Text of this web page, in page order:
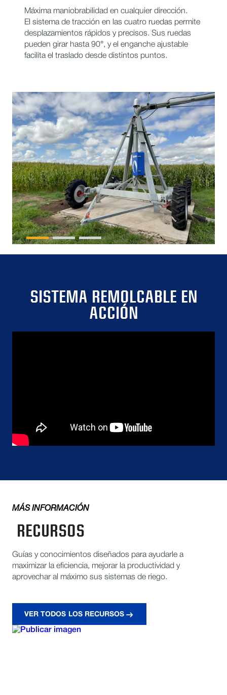
Máxima maniobrabilidad en cualquier dirección.
El sistema de tracción en las cuatro ruedas permite
desplazamientos rápidos y precisos. Sus ruedas
pueden girar hasta 90°, y el enganche ajustable
facilita el traslado desde distintos puntos.
SISTEMA REMOLCABLE EN
ACCIÓN
MÁS INFORMACIÓN
RECURSOS
Guías y conocimientos diseñados para ayudarle a
maximizar la eficiencia, mejorar la productividad y
aprovechar al máximo sus sistemas de riego.
VER TODOS LOS RECURSOS